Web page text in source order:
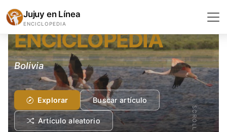
Jujuy en Línea
ENCICLOPEDIA
ENCICLOPEDIA
Bolivia
Explorar Buscar artículo
Artículo aleatorio SCROLL